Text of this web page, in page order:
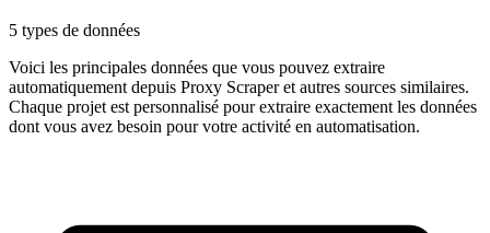
5 types de données
Voici les principales données que vous pouvez extraire
automatiquement depuis Proxy Scraperet autres sources similaires.
Chaque projet est personnalisé pour extraire exactement les données
dont vous avez besoin pour votre activité en automatisation.